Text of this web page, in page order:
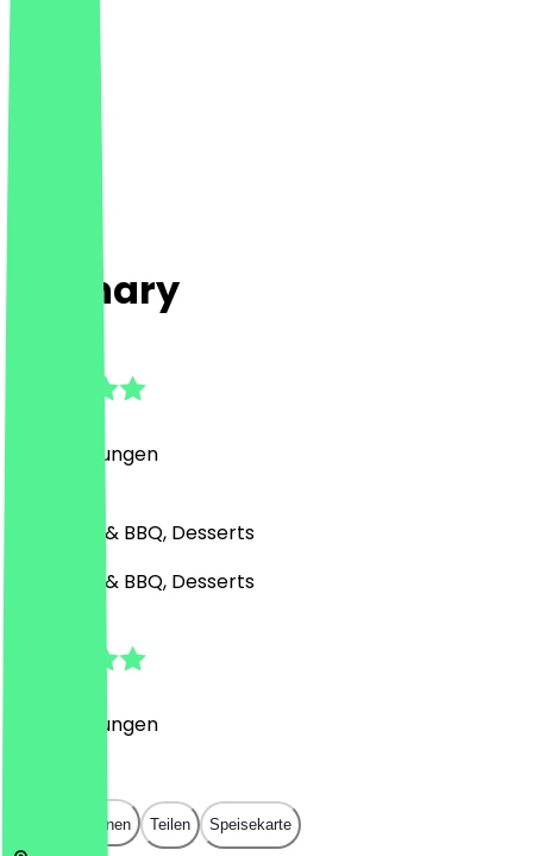
Culinary
Bewertungen
Café, Grill & BBQ, Desserts
Café, Grill & BBQ, Desserts
Bewertungen
In App öffnen Teilen Speisekarte